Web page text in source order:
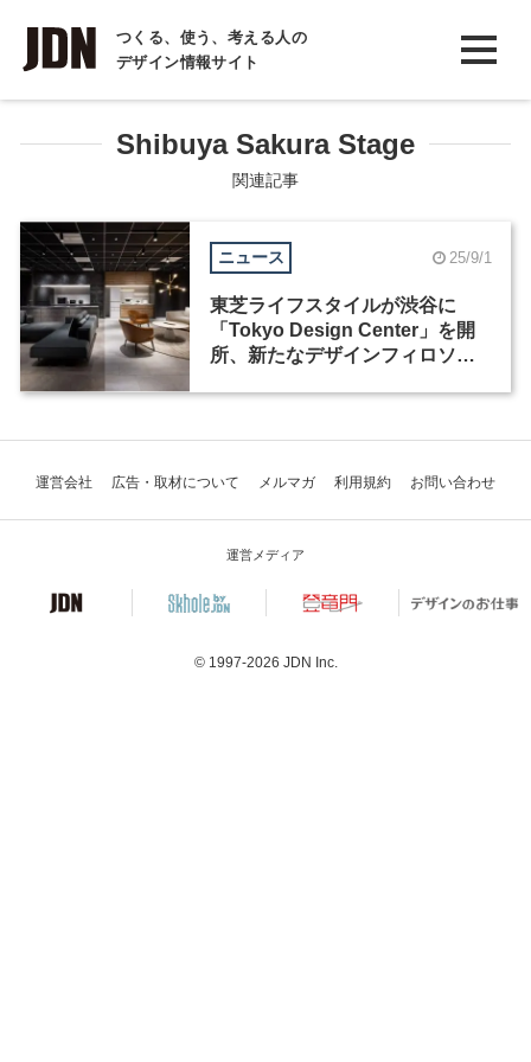
つくる、使う、考える人の
デザイン情報サイト
INTERVIEW
インタビュー
REPORT
COLUMN
コラム
Shibuya Sakura Stage
関連記事
ニュース 25/9/1
東芝ライフスタイルが渋谷に
「Tokyo Design Center」を開
所、新たなデザインフィロソフ
運営会社 広告・取材について メルマガ 利用規約 お問い合わせ
運営メディア
© 1997-2026 JDN Inc.